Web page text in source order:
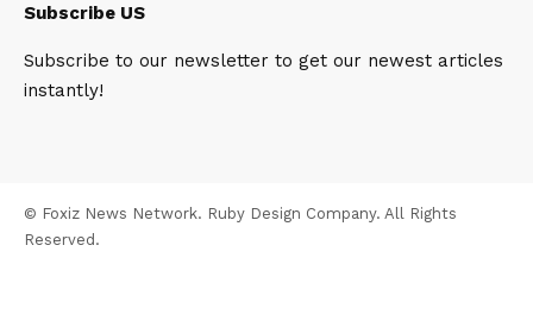
Subscribe US
Subscribe to our newsletter to get our newest articles
instantly!
© Foxiz News Network. Ruby Design Company. All Rights
Reserved.